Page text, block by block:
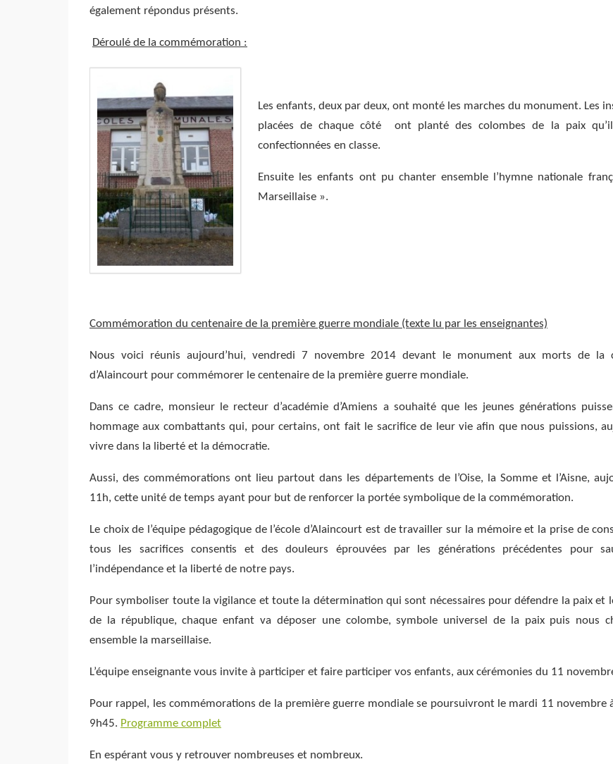
également répondus présents.
Déroulé de la commémoration :
Les enfants, deux par deux, ont monté les marches du monument. Les
placées de chaque côté ont planté des colombes de la paix
confectionnées en classe.
Ensuite les enfants ont pu chanter ensemble l’hymne nationale
Marseillaise ».
Commémoration du centenaire de la première guerre mondiale (texte lu par les enseignantes)
Nous voici réunis aujourd’hui, vendredi 7 novembre 2014 devant le monument aux morts de la
d’Alaincourt pour commémorer le centenaire de la première guerre mondiale.
Dans ce cadre, monsieur le recteur d’académie d’Amiens a souhaité que les jeunes générations
hommage aux combattants qui, pour certains, ont fait le sacrifice de leur vie afin que nous puissions,
vivre dans la liberté et la démocratie.
Aussi, des commémorations ont lieu partout dans les départements de l’Oise, la Somme et l’Aisne,
11h, cette unité de temps ayant pour but de renforcer la portée symbolique de la commémoration.
Le choix de l’équipe pédagogique de l’école d’Alaincourt est de travailler sur la mémoire et la prise de
tous les sacrifices consentis et des douleurs éprouvées par les générations précédentes pour
l’indépendance et la liberté de notre pays.
Pour symboliser toute la vigilance et toute la détermination qui sont nécessaires pour défendre la paix et
de la république, chaque enfant va déposer une colombe, symbole universel de la paix puis nous
ensemble la marseillaise.
L’équipe enseignante vous invite à participer et faire participer vos enfants, aux cérémonies du 11
Pour rappel, les commémorations de la première guerre mondiale se poursuivront le mardi 11 novembre
9h45. Programme complet
En espérant vous y retrouver nombreuses et nombreux.